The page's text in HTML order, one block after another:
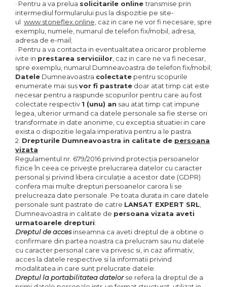
· Pentru a va prelua solicitarile onlinetransmise prin
intermediul formularului pus la dispozitie pe site-
ul www.stoneflex.online, caz in care ne vor fi necesare, spre
exemplu, numele, numarul de telefon fix/mobil, adresa,
adresa de e-mail;
· Pentru a va contacta in eventualitatea oricaror probleme
ivite in prestarea serviciilor, caz in care ne va fi necesar,
spre exemplu, numarul Dumneavoastra de telefon fix/mobil;
Datele Dumneavoastra colectate pentru scopurile
enumerate mai susvor fi pastrate doar atat timp cat este
necesar pentru a raspunde scopurilor pentru care au fost
colectate respectiv 1 (unu) an sau atat timp cat impune
legea, ulterior urmand ca datele personale sa fie sterse ori
transformate in date anonime, cu exceptia situatiei in care
exista o dispozitie legala imperativa pentru a le pastra.
2. Drepturile Dumneavoastra in calitate de persoana
vizata
Regulamentul nr. 679/2016 privind protecția persoanelor
fizice în ceea ce privește prelucrarea datelor cu caracter
personal și privind libera circulație a acestor date (GDPR)
confera mai multe drepturi persoanelor carora li se
prelucreaza date personale. Pe toata durata in care datele
personale sunt pastrate de catre LANSAT EXPERT SRL,
Dumneavoastra in calitate de persoana vizata aveti
urmatoarele drepturi:
Dreptul de accesinseamna ca aveti dreptul de a obtine o
confirmare din partea noastra ca prelucram sau nu datele
cu caracter personal care va privesc si, in caz afirmativ,
acces la datele respective si la informatii privind
modalitatea in care sunt prelucrate datele.
Dreptul la portabilitatea datelorse refera la dreptul de a